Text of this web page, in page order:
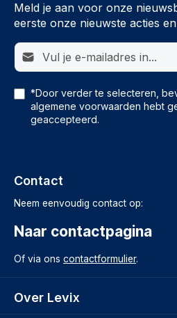
Meld je aan voor onze
eerste onze nieuwste acties
E-mailadres*
*Door verder te selecteren,
algemene voorwaarden hebt
geaccepteerd.
Contact
Neem eenvoudig contact op:
Naar contactpagina
Of via ons contactformulier.
Over Levix